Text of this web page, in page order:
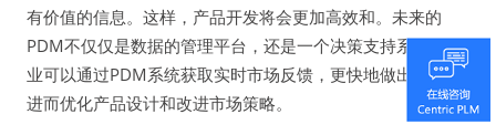
有价值的信息。这样，产品开发将会更加高效和。未来的
PDM不仅仅是数据的管理平台，还是一个决策支持系统。企
业可以通过PDM系统获取实时市场反馈，更快地做出响应，
进而优化产品设计和改进市场策略。